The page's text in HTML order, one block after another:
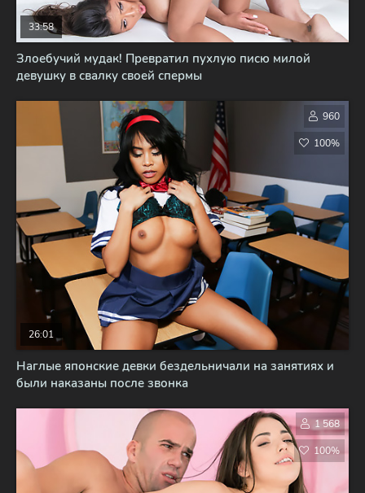
Злоебучий мудак! Превратил пухлую писю милой
девушку в свалку своей спермы
33:58
Наглые японские девки бездельничали на занятиях и
были наказаны после звонка
26:01
960
100%
1 568
100%